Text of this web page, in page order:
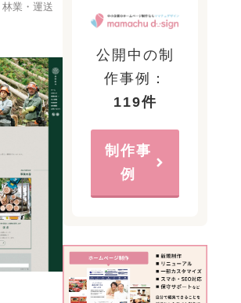
公開中の制
作事例：
119件
制作事
例
林業・運送